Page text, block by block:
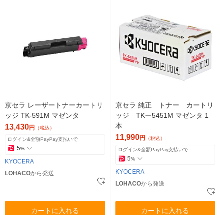
京セラ レーザートナーカートリ
ッジ TK-591M マゼンタ
13,430円 （税込）
ログイン&全額PayPay支払いで
5%
KYOCERA
LOHACOから発送
カートに入れる
京セラ 純正 トナー カートリ
ッジ TKー5451M マゼンタ 1
本
11,990円 （税込）
ログイン&全額PayPay支払いで
5%
KYOCERA
LOHACOから発送
カートに入れる